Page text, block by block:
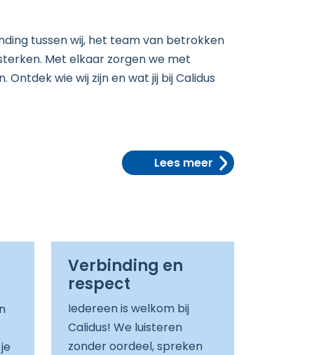
tussen wij, het team van betrokken
Met elkaar zorgen we met
wie wij zijn en wat jij bij Calidus
Lees meer
Verbinding en
respect
Iedereen is welkom bij
Calidus! We luisteren
zonder oordeel, spreken